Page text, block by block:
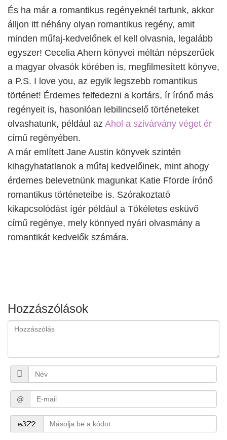
És ha már a romantikus regényeknél tartunk, akkor
álljon itt néhány olyan romantikus regény, amit
minden műfaj-kedvelőnek el kell olvasnia, legalább
egyszer! Cecelia Ahern könyvei méltán népszerűek
a magyar olvasók körében is, megfilmesített könyve,
a P.S. I love you, az egyik legszebb romantikus
történet! Érdemes felfedezni a kortárs, ír írónő más
regényeit is, hasonlóan lebilincselő történeteket
olvashatunk, például az Ahol a szivárvány véget ér
című regényében.
A már említett Jane Austin könyvek szintén
kihagyhatatlanok a műfaj kedvelőinek, mint ahogy
érdemes belevetnünk magunkat Katie Fforde írónő
romantikus történeteibe is. Szórakoztató
kikapcsolódást ígér például a Tökéletes esküvő
című regénye, mely könnyed nyári olvasmány a
romantikát kedvelők számára.
Hozzászólások
@